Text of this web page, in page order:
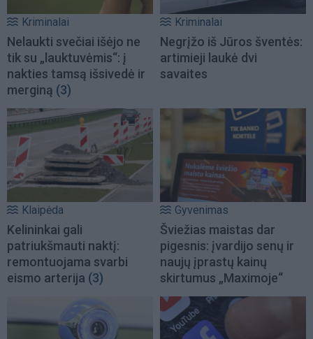
Kriminalai
Nelaukti svečiai išėjo ne
tik su „lauktuvėmis“: į
nakties tamsą išsivedė ir
merginą (3)
Kriminalai
Negrįžo iš Jūros šventės:
artimieji laukė dvi
savaites
Klaipėda
Kelininkai gali
patriukšmauti naktį:
remontuojama svarbi
eismo arterija (3)
Gyvenimas
Šviežias maistas dar
pigesnis: įvardijo senų ir
naujų įprastų kainų
skirtumus „Maximoje“